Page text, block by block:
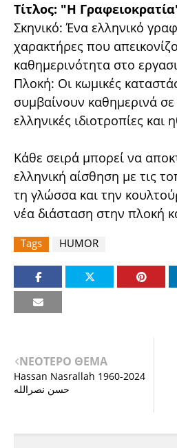
Τίτλος: "Η
Σκηνικό: Ένα ελληνικό
χαρακτήρες που
καθημερινότητα στο
Πλοκή: Οι κωμικές
συμβαίνουν καθημερινά
ελληνικές ιδιοτροπίες και
Κάθε σειρά μπορεί να
ελληνική αίσθηση με τις
τη γλώσσα και την
νέα διάσταση στην πλοκή
Tags HUMOR
ΝΕΟΤΕΡΟ ΘΕΜΑ
Hassan Nasrallah 1960-2024
حسن نصرالله